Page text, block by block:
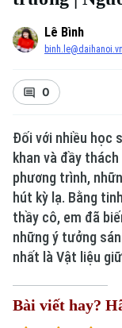
Lê Bình
binh.le@daihanoi.vn
0
Đối với nhiều học
khan và đầy
phương trình,
hút kỳ lạ. Bằng
thầy cô, em đã
những ý tưởng
nhất là Vật liệu
Bài viết hay?